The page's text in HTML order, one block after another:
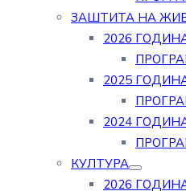
ЗАШТИТА НА
2026
2025
2024
КУЛТУРА
2026